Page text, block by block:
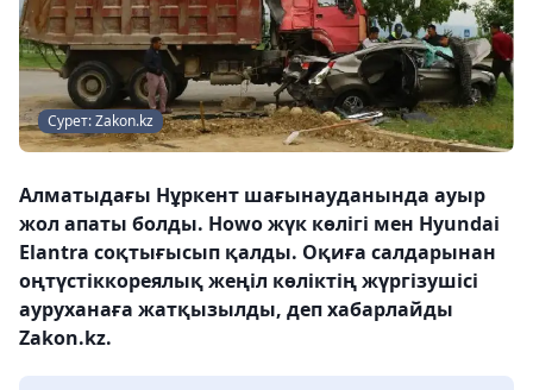
Сурет: Zakon.kz
Алматыдағы Нұркент шағынауданында ауыр
жол апаты болды. Howo жүк көлігі мен Hyundai
Elantra соқтығысып қалды. Оқиға салдарынан
оңтүстіккореялық жеңіл көліктің жүргізушісі
ауруханаға жатқызылды, деп хабарлайды
Zakon.kz.